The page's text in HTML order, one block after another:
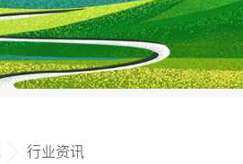
行业资讯